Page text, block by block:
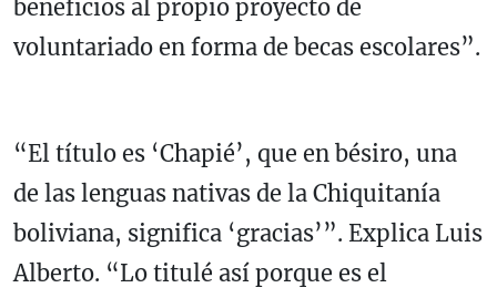
beneficios al propio proyecto de
voluntariado en forma de becas escolares”.
“El título es ‘Chapié’, que en bésiro, una
de las lenguas nativas de la Chiquitanía
boliviana, significa ‘gracias’”. Explica Luis
Alberto. “Lo titulé así porque es el